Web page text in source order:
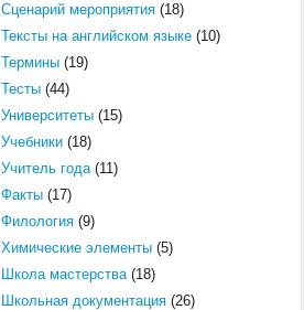
Сценарий мероприятия(18)
Тексты на английском языке(10)
Термины(19)
Тесты(44)
Университеты(15)
Учебники(18)
Учитель года(11)
Факты(17)
Филология(9)
Химические элементы(5)
Школа мастерства(18)
Школьная документация(26)